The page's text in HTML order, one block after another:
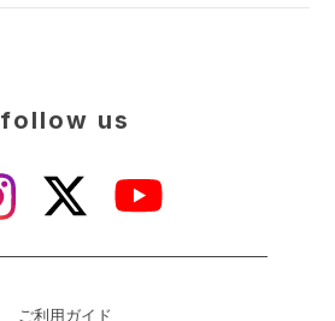
follow us
ご利用ガイド